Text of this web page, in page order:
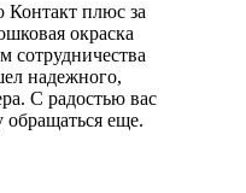
плюс за
окраска
сотрудничества
надежного,
С радостью вас
еще.